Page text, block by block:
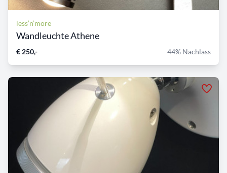
less’n’more
Wandleuchte Athene
€ 250,- 44% Nachlass